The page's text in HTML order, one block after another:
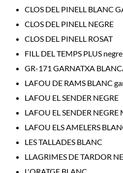
CLOS DEL PINELL BLANC
CLOS DEL PINELL NEGRE
CLOS DEL PINELL ROSAT
FILL DEL TEMPS PLUS negre
GR-171 GARNATXA
LAFOU DE RAMS BLANC
LAFOU EL SENDER NEGRE
LAFOU EL SENDER
LAFOU ELS AMELERS
LES TALLADES BLANC
LLAGRIMES DE TARDOR